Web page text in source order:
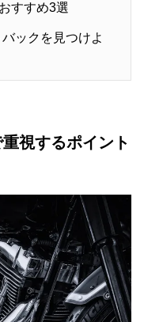
すすめ3選
ックを見つけよ
視するポイント